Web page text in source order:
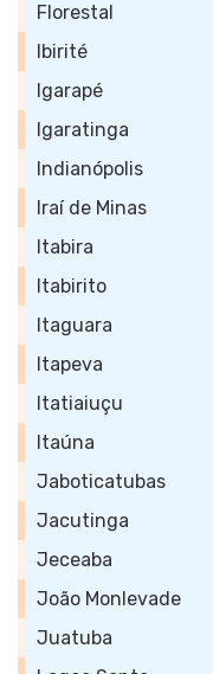
Florestal
Ibirité
Igarapé
Igaratinga
Indianópolis
Iraí de Minas
Itabira
Itabirito
Itaguara
Itapeva
Itatiaiuçu
Itaúna
Jaboticatubas
Jacutinga
Jeceaba
João Monlevade
Juatuba